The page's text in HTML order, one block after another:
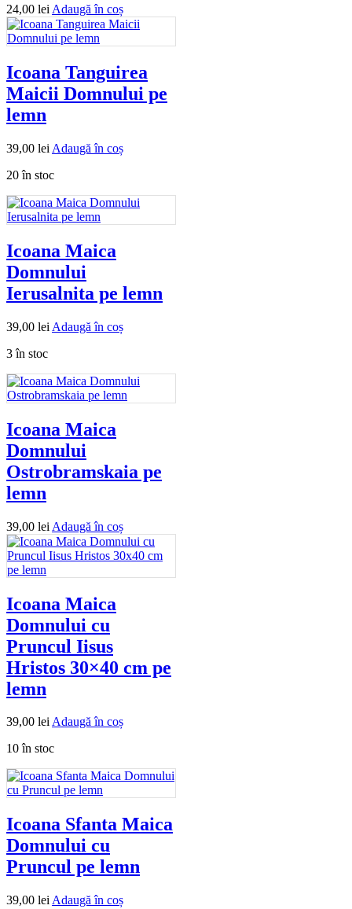
24,00 lei Adaugă în coș
Icoana Tanguirea
Maicii Domnului pe
lemn
39,00 lei Adaugă în coș
20 în stoc
Icoana Maica
Domnului
Ierusalnita pe lemn
39,00 lei Adaugă în coș
3 în stoc
Icoana Maica
Domnului
Ostrobramskaia pe
lemn
39,00 lei Adaugă în coș
Icoana Maica
Domnului cu
Pruncul Iisus
Hristos 30×40 cm pe
lemn
39,00 leiAdaugă în coș
10 în stoc
Icoana Sfanta Maica
Domnului cu
Pruncul pe lemn
39,00 lei Adaugă în coș